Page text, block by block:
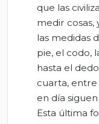
que las
medir
las medidas
pie, el codo,
hasta el
cuarta,
en día
Esta última